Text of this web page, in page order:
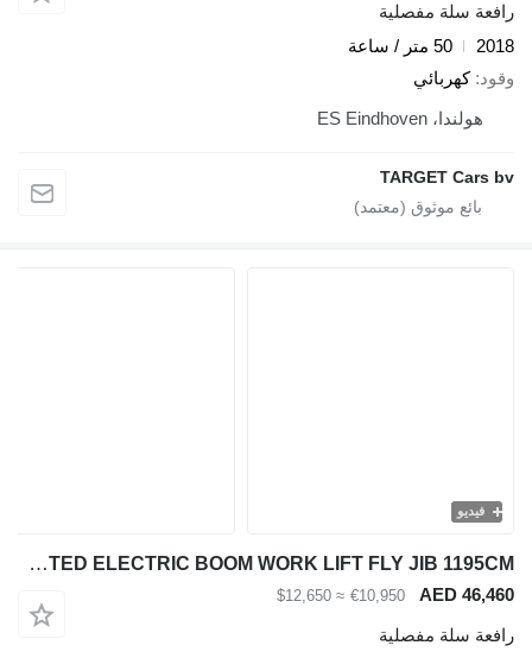
رافعة سلة مفصلية
2018
50 متر / ساعة
وقود كهربائي
هولندا، ES Eindhoven
TARGET Cars bv
فيديو
Manitou 120AETJC2 3D ARTICULATED ELECTRIC BOOM WORK LIFT FLY JIB 1195CM
AED 46,460
€10,950
≈ $12,650
رافعة سلة مفصلية